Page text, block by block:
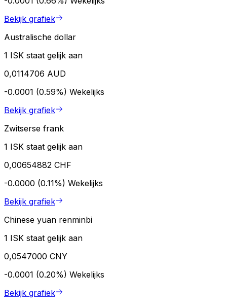
Bekijk grafiek
Australische dollar
1 ISK staat gelijk aan
0,0114706 AUD
-0.0001 (0.59%) Wekelijks
Bekijk grafiek
Zwitserse frank
1 ISK staat gelijk aan
0,00654882 CHF
-0.0000 (0.11%) Wekelijks
Bekijk grafiek
Chinese yuan renminbi
1 ISK staat gelijk aan
0,0547000 CNY
-0.0001 (0.20%) Wekelijks
Bekijk grafiek